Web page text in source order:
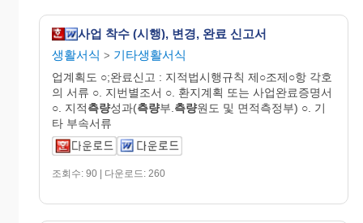
사업 착수 (시행), 변경, 완료 신고서
생활서식 > 기타생활서식
업계획도 ○;완료신고 : 지적법시행규칙 제○조제○항 각호
의 서류 ○. 지번별조서 ○. 환지계획 또는 사업완료증명서
○. 지적측량성과(측량부. 측량원도 및 면적측정부) ○. 기
타 부속서류
조회수: 90 | 다운로드: 260